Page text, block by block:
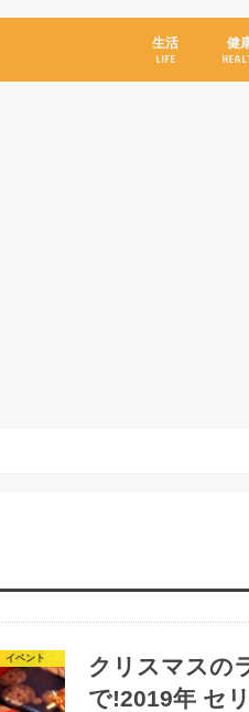
生活
LIFE
健
イベント
クリスマスの
で!2019年 セ